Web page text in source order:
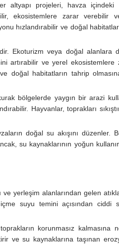
altyapı projeleri, havza içindeki
ekosistemlere zarar verebilir
hızlandırabilir ve doğal
Ekoturizm veya doğal alanlara
artırabilir ve yerel ekosistemlere
doğal habitatların tahrip
bölgelerde yaygın bir arazi
Hayvanlar, toprakları
doğal su akışını düzenler.
su kaynaklarının yoğun
yerleşim alanlarından gelen
suyu temini açısından ciddi
korunmasız kalmasına
ve su kaynaklarına taşınan